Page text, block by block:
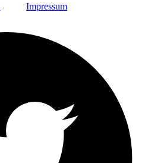
Impressum